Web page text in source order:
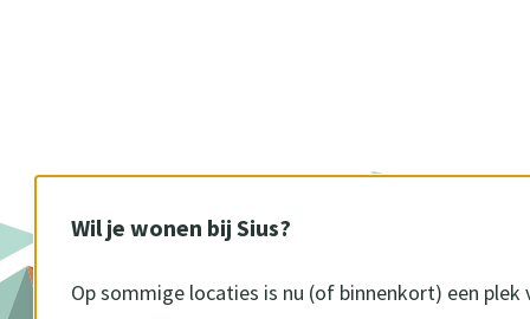
Wil je wonen bij Sius?
Op sommige locaties is nu (of binnenkort) een plek